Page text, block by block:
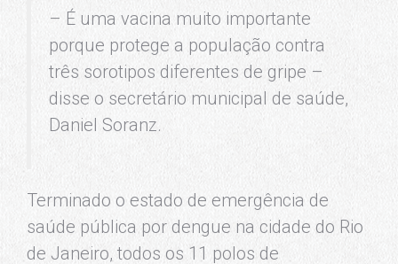
– É uma vacina muito importante
porque protege a população contra
três sorotipos diferentes de gripe –
disse o secretário municipal de saúde,
Daniel Soranz.
Terminado o estado de emergência de
saúde pública por dengue na cidade do Rio
de Janeiro, todos os 11 polos de